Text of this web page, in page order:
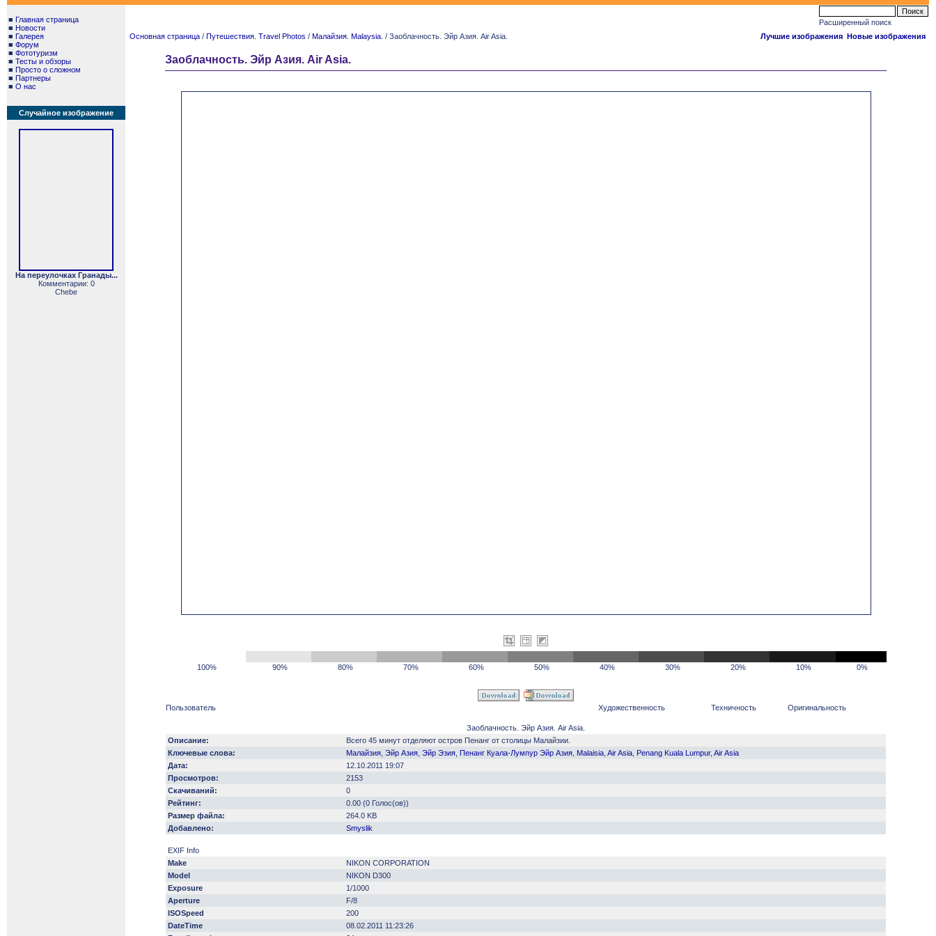
■ Главная страница
■ Новости
■ Галерея
■ Форум
■ Фототуризм
■ Тесты и обзоры
■ Просто о сложном
■ Партнеры
■ О нас
Случайное изображение
На переулочках Гранады...
Комментарии: 0
Chebe
Расширенный поиск
Основная страница / Путешествия. Travel Photos / Малайзия. Malaysia. / Заоблачность. Эйр Азия. Air Asia. Лучшие изображения Новые изображения
Заоблачность. Эйр Азия. Air Asia.
100% 90% 80% 70% 60% 50% 40% 30% 20% 10% 0%
Пользователь Художественность Техничность Оригинальность
Заоблачность. Эйр Азия. Air Asia.
Описание:
Всего 45 минут отделяют остров Пенанг от столицы Малайзии.
Ключевые слова:
Малайзия Эйр Азия Эйр Эзия Пенанг Куала-Лумпур Эйр Азия Malaisia Air Asia Penang Kuala Lumpur, Air Asia
Дата:
12.10.2011 19:07
Просмотров:
2153
Скачиваний:
0
Рейтинг:
0.00 (0 Голос(ов))
Размер файла:
264.0 KB
Добавлено:
Smyslik
EXIF Info
Make
NIKON CORPORATION
Model
NIKON D300
Exposure
1/1000
Aperture
F/8
ISOSpeed
200
DateTime
08.02.2011 11:23:26